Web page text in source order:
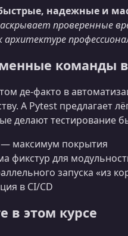
быстрые, надежные и
проверенные
команды
де-факто в
А Pytest предлагает
делают тестирование
максимум покрытия
фикстур для
запуска «из
в CI/CD
в этом курсе